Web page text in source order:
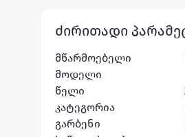
ძირითადი
მწარმოებელი
მოდელი
წელი
კატეგორია
გარბენი